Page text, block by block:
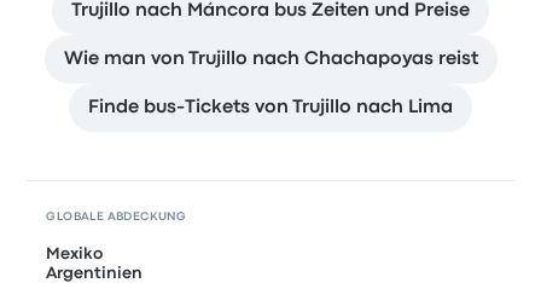
Trujillo nach Máncora bus Zeiten und Preise
Wie man von Trujillo nach Chachapoyas reist
Finde bus-Tickets von Trujillo nach Lima
GLOBALE ABDECKUNG
Mexiko
Argentinien